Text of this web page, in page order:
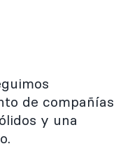
de compañías
y una